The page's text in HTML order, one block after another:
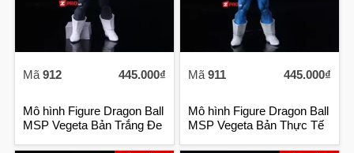
Mã 912 445.000₫
Mô hình Figure Dragon Ball
MSP Vegeta Bản Trắng Đe
Mã 911 445.000₫
Mô hình Figure Dragon Ball
MSP Vegeta Bản Thực Tế